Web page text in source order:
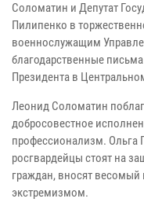
Соломатин и Депутат
Пилипенко в
военнослужащим
благодарственные
Президента в
Леонид Соломатин
добросовестное
профессионализм. Ольга
росгвардейцы стоят на
граждан, вносят весомый
экстремизмом.